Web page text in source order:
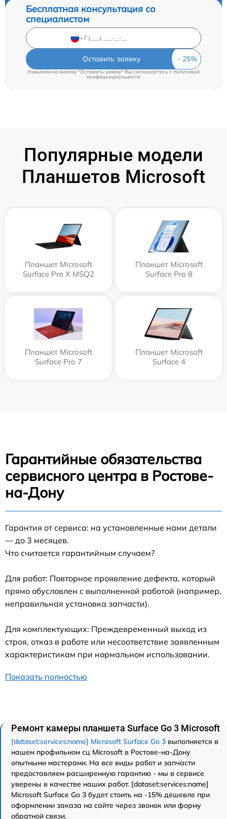
Бесплатная консультация со
специалистом
Оставить заявку
Нажимая на кнопку "Оставить заявку" Вы соглашаетесь cполитикой
конфиденциальности
Популярные модели
Планшетов Microsoft
Планшет Microsoft
Surface Pro X MSQ2
Планшет Microsoft
Surface Pro 8
Планшет Microsoft
Surface Pro 7
Планшет Microsoft
Surface 4
Гарантийные обязательства
сервисного центра в Ростове-
на-Дону
Гарантия от сервиса: на установленные нами детали
— до 3 месяцев.
Что считается гарантийным случаем?
Для работ: Повторное проявление дефекта, который
прямо обусловлен с выполненной работой (например,
неправильная установка запчасти).
Для комплектующих: Преждевременный выход из
строя, отказ в работе или несоответствие заявленным
характеристикам при нормальном использовании.
Показать полностью
Ремонт камеры планшета Surface Go 3 Microsoft
[dataset:services:name] Microsoft Surface Go 3 выполняется в
нашем профильном сц Microsoft в Ростове-на-Дону
опытными мастерами. На все виды работ и запчасти
предоставляем расширенную гарантию - мы в сервисе
уверены в качестве наших работ. [dataset:services:name]
Microsoft Surface Go 3 будет стоить на -15% дешевле при
оформлении заказа на сайте через звонок или форму
обратной связи.